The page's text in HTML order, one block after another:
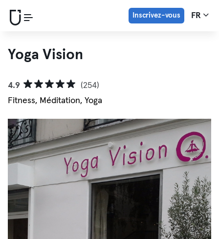
Inscrivez-vous FR
Yoga Vision
4.9
(254)
Fitness, Méditation, Yoga